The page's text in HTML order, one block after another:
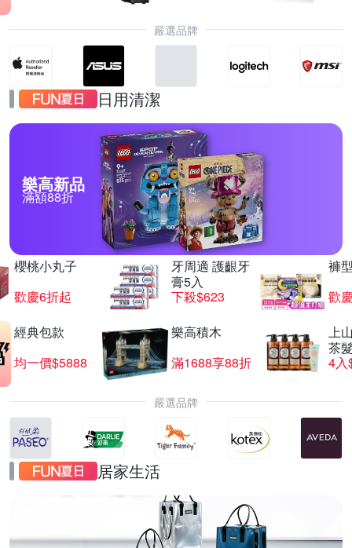
嚴選品牌
日用清潔
樂高新品
滿額88折
櫻桃小丸子
歡慶6折起
牙周適 護齦牙
膏5入
下殺$623
褲
歡
經典包款
均一價$5888
樂高積木
滿1688享88折
上
茶
4入
嚴選品牌
居家生活